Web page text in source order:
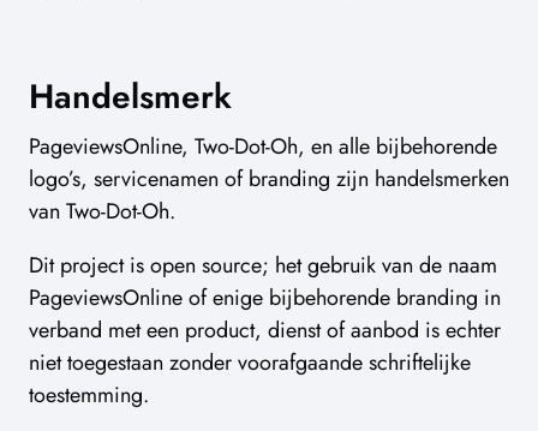
Handelsmerk
PageviewsOnline, Two-Dot-Oh, en alle bijbehorende
logo’s, servicenamen of branding zijn handelsmerken
van Two-Dot-Oh.
Dit project is open source; het gebruik van de naam
PageviewsOnline of enige bijbehorende branding in
verband met een product, dienst of aanbod is echter
niet toegestaan zonder voorafgaande schriftelijke
toestemming.